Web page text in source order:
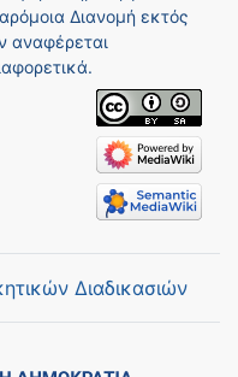
Διανομή εκτός
αναφέρεται
Διαδικασιών